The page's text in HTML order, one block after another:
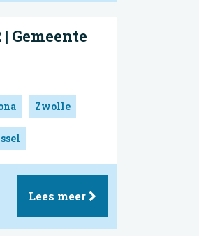
Gemeente
Zwolle
Lees meer